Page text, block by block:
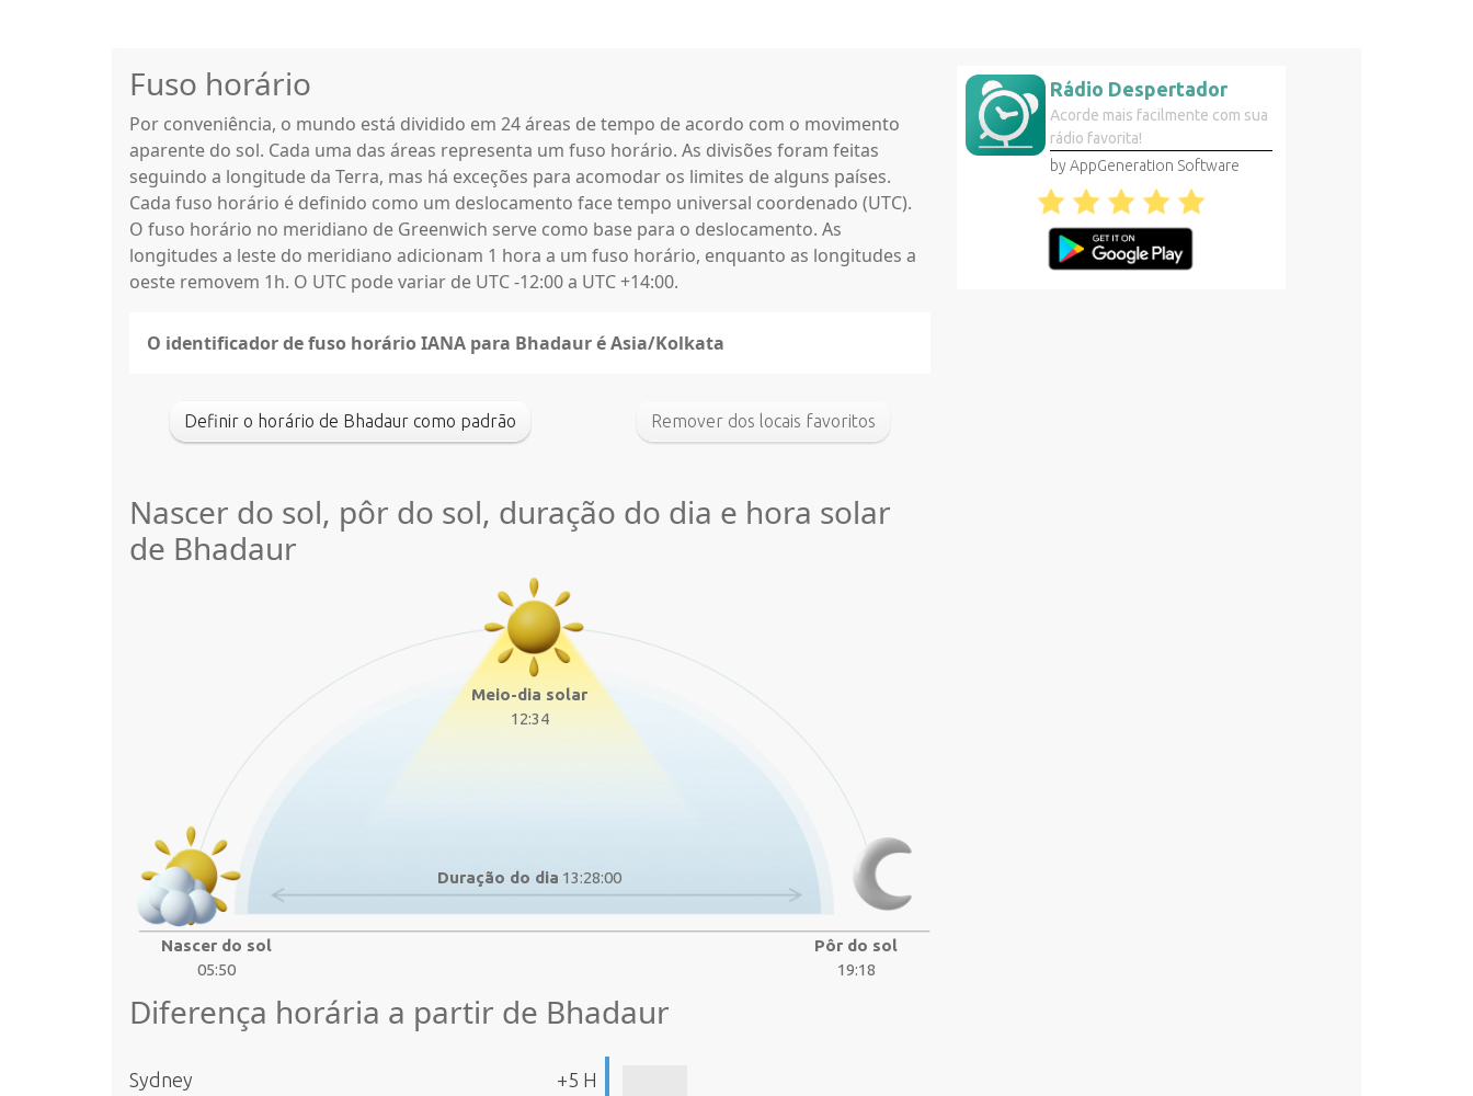
Fuso horário
Por conveniência, o mundo está dividido em 24 áreas de tempo de acordo com o movimento
aparente do sol. Cada uma das áreas representa um fuso horário. As divisões foram feitas
seguindo a longitude da Terra, mas há exceções para acomodar os limites de alguns países.
Cada fuso horário é definido como um deslocamento face tempo universal coordenado (UTC).
O fuso horário no meridiano de Greenwich serve como base para o deslocamento. As
longitudes a leste do meridiano adicionam 1 hora a um fuso horário, enquanto as longitudes a
oeste removem 1h. O UTC pode variar de UTC -12:00 a UTC +14:00.
O identificador de fuso horário IANA para Bhadaur é Asia/Kolkata
Definir o horário de Bhadaur como padrão Remover dos locais favoritos
Nascer do sol, pôr do sol, duração do dia e hora solar
de Bhadaur
Meio-dia solar
12:34
Duração do dia 13:28:00
Nascer do sol
05:50
Pôr do sol
19:18
Diferença horária a partir de Bhadaur
Sydney +5 H
Rádio Despertador
Acorde mais facilmente com sua
rádio favorita!
by AppGeneration Software